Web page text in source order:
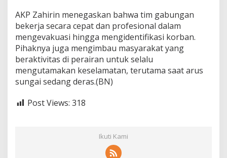
b
o
a
t
y
a
n
g
AKP Zahirin menegaskan bahwa tim gabungan
bekerja secara cepat dan profesional dalam
mengevakuasi hingga mengidentifikasi korban.
Pihaknya juga mengimbau masyarakat yang
beraktivitas di perairan untuk selalu
mengutamakan keselamatan, terutama saat arus
sungai sedang deras.(BN)
Post Views: 318
Ikuti Kami